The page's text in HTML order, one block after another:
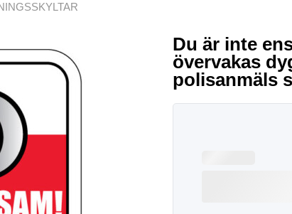
Du är inte
övervakas
polisanmäls